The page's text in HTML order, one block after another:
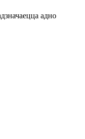
адно